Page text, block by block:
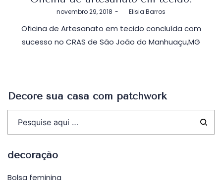
Postado
novembro 29, 2018 byElisia Barros
Oficina de Artesanato em tecido concluída com
sucesso no CRAS de São João do Manhuaçu,MG
Decore sua casa com patchwork
decoração
Bolsa feminina